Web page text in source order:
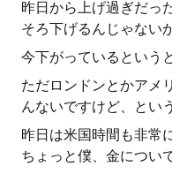
昨日から上げ過ぎだっ
そろ下げるんじゃない
今下がっているという
ただロンドンとかアメ
んないですけど、とい
昨日は米国時間も非常
ちょっと僕、金につい